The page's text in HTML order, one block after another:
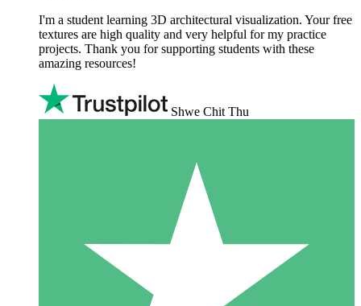
I'm a student learning 3D architectural visualization. Your free
textures are high quality and very helpful for my practice
projects. Thank you for supporting students with these
amazing resources!
Shwe Chit Thu